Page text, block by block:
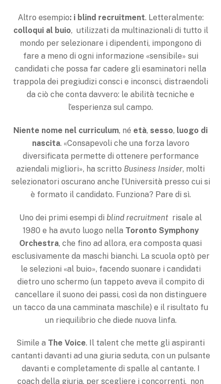
Altro esempio: i blind recruitment. Letteralmente:
colloqui al buio, utilizzati da multinazionali di tutto il
mondo per selezionare i dipendenti, impongono di
fare a meno di ogni informazione «sensibile» sui
candidati che possa far cadere gli esaminatori nella
trappola dei pregiudizi consci e inconsci, distraendoli
da ciò che conta davvero: le abilità tecniche e
l’esperienza sul campo.
Niente nome nel curriculum, né età, sesso, luogo di
nascita. «Consapevoli che una forza lavoro
diversificata permette di ottenere performance
aziendali migliori», ha scritto Business Insider, molti
selezionatori oscurano anche l’Università presso cui si
è formato il candidato. Funziona? Pare di sì.
Uno dei primi esempi di blind recruitment risale al
1980 e ha avuto luogo nella Toronto Symphony
Orchestra, che fino ad allora, era composta quasi
esclusivamente da maschi bianchi. La scuola optò per
le selezioni «al buio», facendo suonare i candidati
dietro uno schermo (un tappeto aveva il compito di
cancellare il suono dei passi, così da non distinguere
un tacco da una camminata maschile) e il risultato fu
un riequilibrio che diede nuova linfa.
Simile a The Voice. Il talent che mette gli aspiranti
cantanti davanti ad una giuria seduta, con un pulsante
davanti e completamente di spalle al cantante. I
coach della giuria, per scegliere i concorrenti, non